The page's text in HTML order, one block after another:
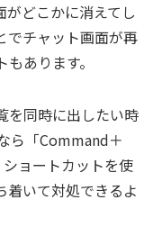
どこかに消えてし
でチャット画面が再
あります。
を同時に出したい時
ら「Command＋
ョートカットを使
着いて対処できるよ